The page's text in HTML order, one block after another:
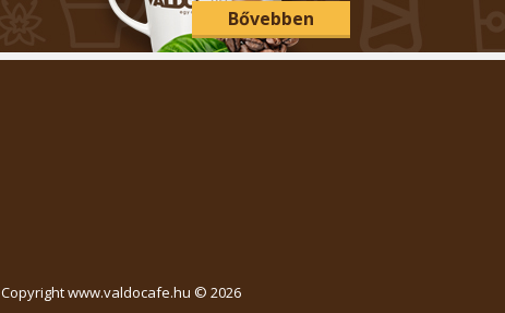
Bővebben
Copyright www.valdocafe.hu © 2026